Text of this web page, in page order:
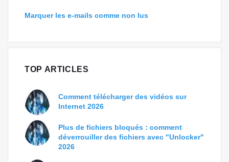
Marquer les e-mails comme non lus
TOP ARTICLES
Comment télécharger des vidéos sur
Internet 2026
Plus de fichiers bloqués : comment
déverrouiller des fichiers avec "Unlocker"
2026